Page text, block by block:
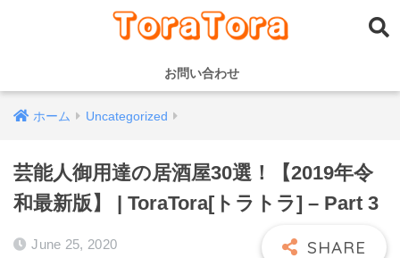
お問い合わせ
ホーム Uncategorized
芸能人御用達の居酒屋30選！【2019年令
和最新版】 | ToraTora[トラトラ] – Part 3
June 25, 2020